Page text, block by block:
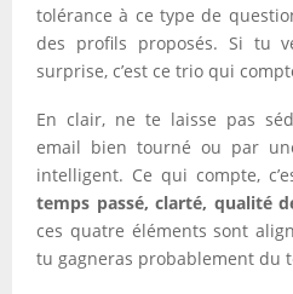
tolérance à ce type de
des profils proposés. Si tu
surprise, c’est ce trio qui
En clair, ne te laisse pas
email bien tourné ou par
intelligent. Ce qui compte,
temps passé, clarté, qualité
ces quatre éléments sont
tu gagneras probablement du